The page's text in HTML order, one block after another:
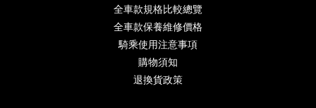
全車款規格比較總覽
全車款保養維修價格
騎乘使用注意事項
購物須知
退換貨政策